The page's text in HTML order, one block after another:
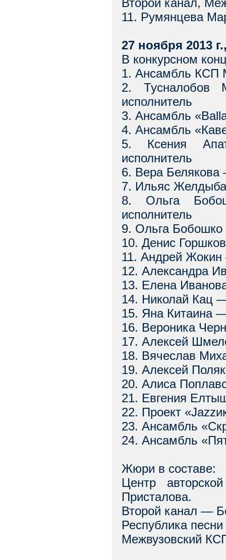
Второй канал,
11. Румянцева
27 ноября 2013
В конкурсном
1. Ансамбль
2. Тусналобов
исполнитель
3. Ансамбль
4. Ансамбль
5. Ксения
исполнитель
6. Вера Белякова
7. Ильяс
8. Ольга
исполнитель
9. Ольга
10. Денис
11. Андрей
12. Александра
13. Елена
14. Николай Кац
15. Яна Китаина
16. Вероника
17. Алексей
18. Вячеслав
19. Алексей
20. Алиса
21. Евгения
22. Проект
23. Ансамбль
24. Ансамбль
Жюри в составе:
Центр
Присталова.
Второй канал —
Республика
Межвузовский